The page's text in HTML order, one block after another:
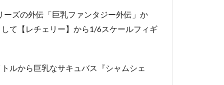
ズの外伝「巨乳ファンタジー外伝」か
て【レチェリー】から1/6スケールフィギ
ルから巨乳なサキュバス『シャムシェ